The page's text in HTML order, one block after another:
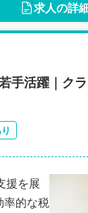
求人の詳
手活躍｜ク
援を展
率的な税